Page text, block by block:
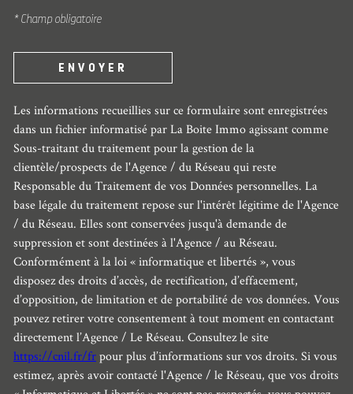
* Champ obligatoire
ENVOYER
Les informations recueillies sur ce formulaire sont enregistrées
dans un fichier informatisé par La Boite Immo agissant comme
Sous-traitant du traitement pour la gestion de la
clientèle/prospects de l'Agence / du Réseau qui reste
Responsable du Traitement de vos Données personnelles. La
base légale du traitement repose sur l'intérêt légitime de l'Agence
/ du Réseau. Elles sont conservées jusqu'à demande de
suppression et sont destinées à l'Agence / au Réseau.
Conformément à la loi « informatique et libertés », vous
disposez des droits d’accès, de rectification, d’effacement,
d’opposition, de limitation et de portabilité de vos données. Vous
pouvez retirer votre consentement à tout moment en contactant
directement l’Agence / Le Réseau. Consultez le site
https://cnil.fr/frpour plus d’informations sur vos droits. Si vous
estimez, après avoir contacté l'Agence / le Réseau, que vos droits